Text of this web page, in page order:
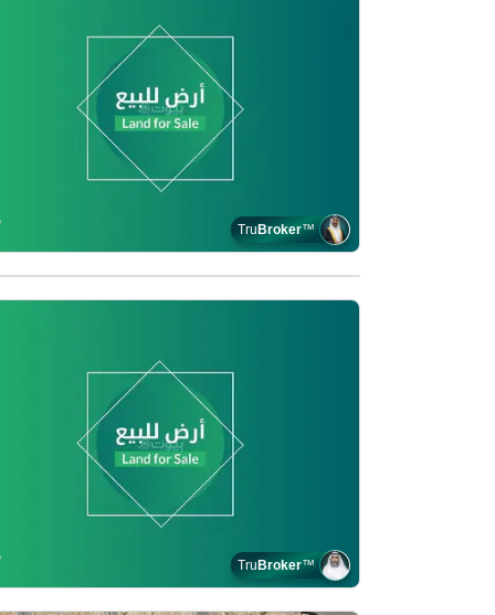
TruBroker™
TruBroker™